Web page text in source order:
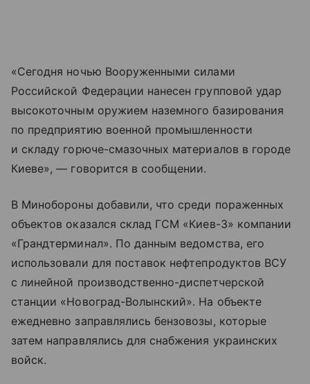
«Сегодня ночью Вооруженными силами
Российской Федерации нанесен групповой удар
высокоточным оружием наземного базирования
по предприятию военной промышленности
и складу горюче-смазочных материалов в городе
Киеве», — говорится в сообщении.
В Минобороны добавили, что среди пораженных
объектов оказался склад ГСМ «Киев-3» компании
«Грандтерминал». По данным ведомства, его
использовали для поставок нефтепродуктов ВСУ
с линейной производственно-диспетчерской
станции «Новоград-Волынский». На объекте
ежедневно заправлялись бензовозы, которые
затем направлялись для снабжения украинских
войск.